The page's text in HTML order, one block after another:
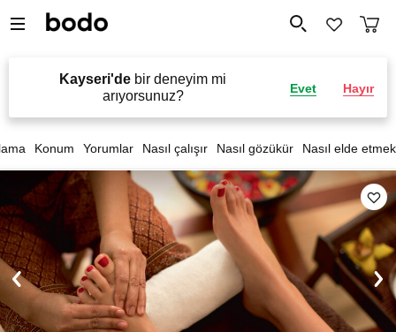
Kayseri'de bir deneyim mi
arıyorsunuz?
Evet Hayır
Konum Yorumlar Nasıl çalışır Nasıl gözükür Nasıl elde etmek